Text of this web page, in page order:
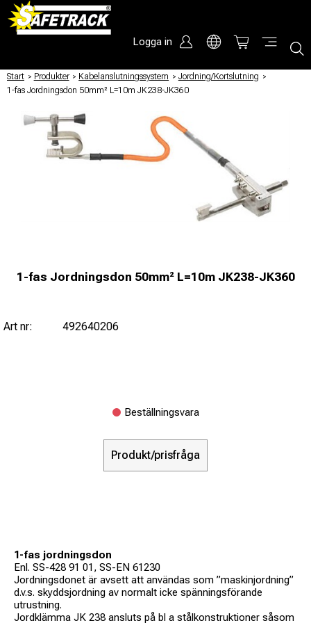
Logga in
Start / Produkter / Kabelanslutningssystem / Jordning/Kortslutning /
1-fas Jordningsdon 50mm² L=10m JK238-JK360
1-fas Jordningsdon 50mm² L=10m JK238-JK360
Art nr: 492640206
Beställningsvara
Produkt/prisfråga
1-fas jordningsdon
Enl. SS-428 91 01, SS-EN 61230
Jordningsdonet är avsett att användas som ”maskinjordning”
d.v.s. skyddsjordning av normalt icke spänningsförande
utrustning.
Jordklämma JK 238 ansluts på bl a stålkonstruktioner såsom